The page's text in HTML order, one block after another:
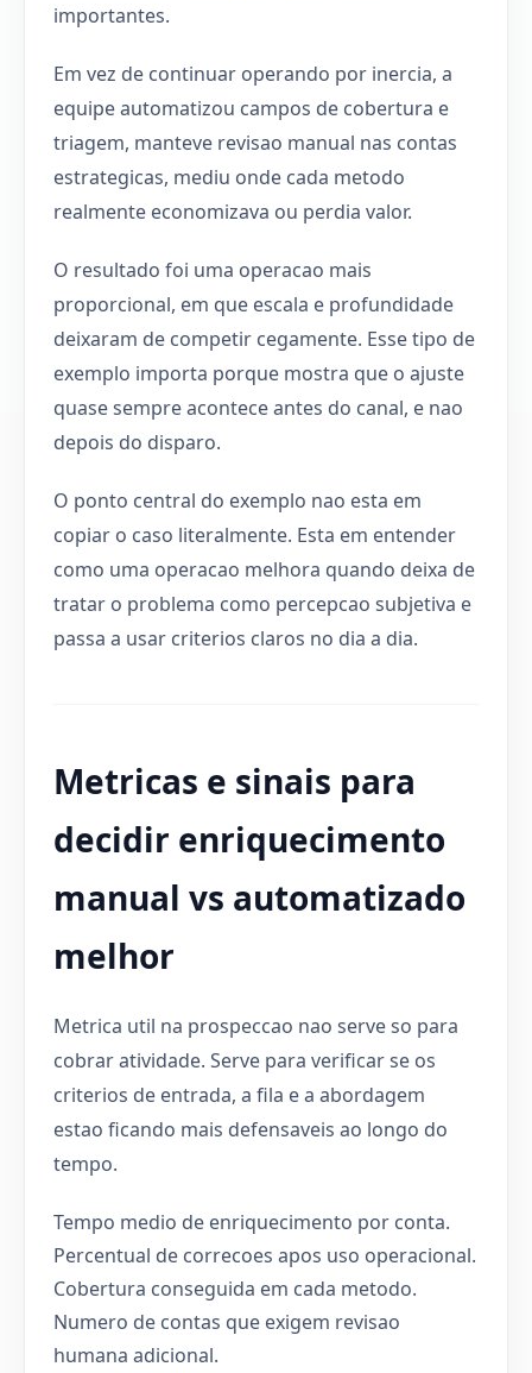
importantes.
Em vez de continuar operando por inercia, a
equipe automatizou campos de cobertura e
triagem, manteve revisao manual nas contas
estrategicas, mediu onde cada metodo
realmente economizava ou perdia valor.
O resultado foi uma operacao mais
proporcional, em que escala e profundidade
deixaram de competir cegamente. Esse tipo de
exemplo importa porque mostra que o ajuste
quase sempre acontece antes do canal, e nao
depois do disparo.
O ponto central do exemplo nao esta em
copiar o caso literalmente. Esta em entender
como uma operacao melhora quando deixa de
tratar o problema como percepcao subjetiva e
passa a usar criterios claros no dia a dia.
Metricas e sinais para
decidir enriquecimento
manual vs automatizado
melhor
Metrica util na prospeccao nao serve so para
cobrar atividade. Serve para verificar se os
criterios de entrada, a fila e a abordagem
estao ficando mais defensaveis ao longo do
tempo.
Tempo medio de enriquecimento por conta.
Percentual de correcoes apos uso operacional.
Cobertura conseguida em cada metodo.
Numero de contas que exigem revisao
humana adicional.